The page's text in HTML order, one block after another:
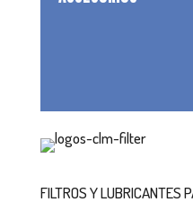
FILTROS Y LUBRICANTES